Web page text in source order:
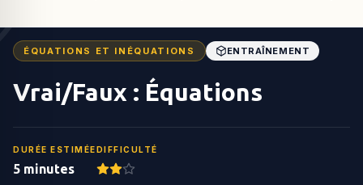
ÉQUATIONS ET INÉQUATIONS ENTRAÎNEMENT
Vrai/Faux : Équations
DURÉE ESTIMÉE
5 minutes
DIFFICULTÉ